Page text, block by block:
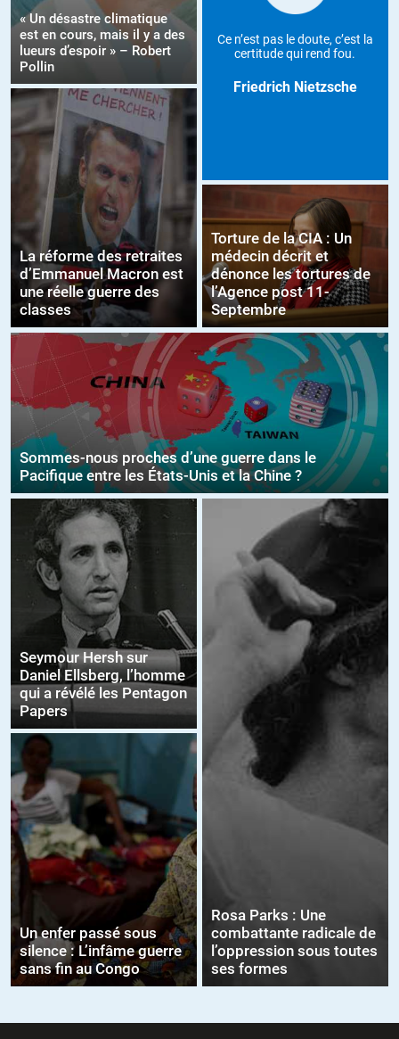
« Un désastre climatique
est en cours, mais il y a des
lueurs d’espoir » – Robert
Pollin
La réforme des retraites
d’Emmanuel Macron est
une réelle guerre des
classes
Ce n’est pas le doute, c’est la
certitude qui rend fou.
Friedrich Nietzsche
Torture de la CIA : Un
médecin décrit et
dénonce les tortures de
l’Agence post 11-
Septembre
Sommes-nous proches d’une guerre dans le
Pacifique entre les États-Unis et la Chine ?
Seymour Hersh sur
Daniel Ellsberg, l’homme
qui a révélé les Pentagon
Papers
Un enfer passé sous
silence : L’infâme guerre
sans fin au Congo
Rosa Parks : Une
combattante radicale de
l’oppression sous toutes
ses formes